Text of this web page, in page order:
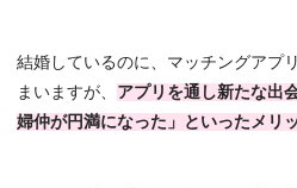
結婚しているのに、マッチングアプ
まいますが、 アプリを通し新たな出
婦仲が円満になった」といったメリ